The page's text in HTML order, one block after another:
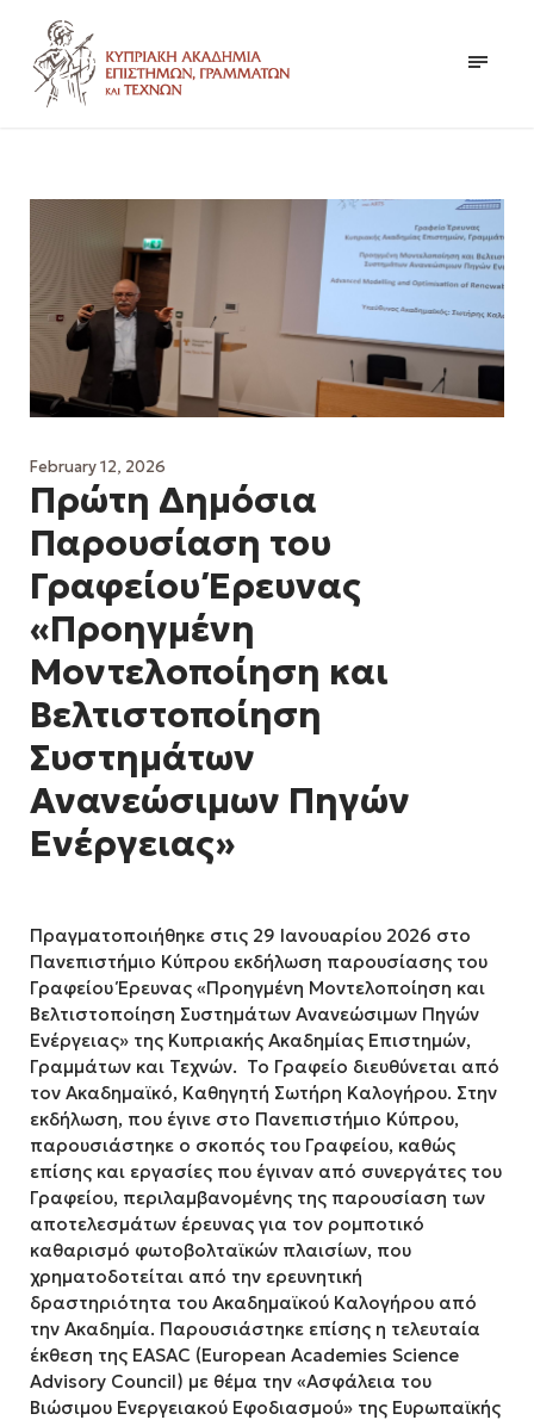
February 12, 2026
Πρώτη Δημόσια
Παρουσίαση του
Γραφείου Έρευνας
«Προηγμένη
Μοντελοποίηση και
Βελτιστοποίηση
Συστημάτων
Ανανεώσιμων Πηγών
Ενέργειας»
Πραγματοποιήθηκε στις 29 Ιανουαρίου 2026 στο
Πανεπιστήμιο Κύπρου εκδήλωση παρουσίασης του
Γραφείου Έρευνας «Προηγμένη Μοντελοποίηση και
Βελτιστοποίηση Συστημάτων Ανανεώσιμων Πηγών
Ενέργειας» της Κυπριακής Ακαδημίας Επιστημών,
Γραμμάτων και Τεχνών. Το Γραφείο διευθύνεται από
τον Ακαδημαϊκό, Καθηγητή Σωτήρη Καλογήρου. Στην
εκδήλωση, που έγινε στο Πανεπιστήμιο Κύπρου,
παρουσιάστηκε ο σκοπός του Γραφείου, καθώς
επίσης και εργασίες που έγιναν από συνεργάτες του
Γραφείου, περιλαμβανομένης της παρουσίαση των
αποτελεσμάτων έρευνας για τον ρομποτικό
καθαρισμό φωτοβολταϊκών πλαισίων, που
χρηματοδοτείται από την ερευνητική
δραστηριότητα του Ακαδημαϊκού Καλογήρου από
την Ακαδημία. Παρουσιάστηκε επίσης η τελευταία
έκθεση της EASAC (European Academies Science
Advisory Council) με θέμα την «Ασφάλεια του
Βιώσιμου Ενεργειακού Εφοδιασμού» της Ευρωπαϊκής